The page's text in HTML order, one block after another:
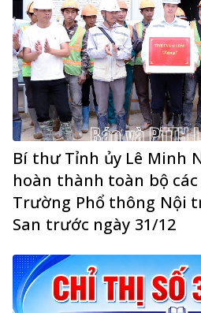
Bí thư Tỉnh ủy Lê Minh
hoàn thành toàn bộ
Trường Phổ thông Nội
San trước ngày 31/12